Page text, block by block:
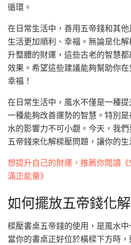
循環。
在日常生活中，善用五帝錢和其
生活更加順利、幸福。無論是化
升整體的財運，這些古老的智慧
效果。希望這些建議能夠幫助你
幸福！
在日常生活中，風水不僅是一種
一種能夠改善運勢的智慧。特別
水的影響力不可小覷。今天，我
五帝錢來化解樑壓問題，讓你的生
想提升自己的財運，推薦你閱讀
滿正能量》
如何擺放五帝錢化
樑壓書桌五帝錢的使用，是風水
當你的書桌正好位於橫樑下方時